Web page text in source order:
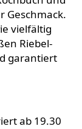
Geschmack.
vielfältig
Riebel-
garantiert
ab 19.30